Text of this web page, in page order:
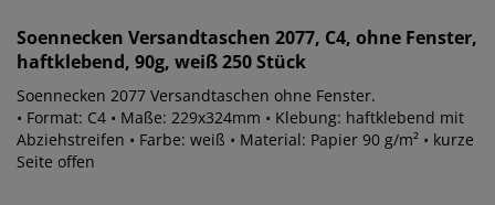
Soennecken Versandtaschen 2077, C4, ohne Fenster,
haftklebend, 90g, weiß 250 Stück
Soennecken 2077 Versandtaschen ohne Fenster.
• Format: C4 • Maße: 229x324mm • Klebung: haftklebend mit
Abziehstreifen • Farbe: weiß • Material: Papier 90 g/m² • kurze
Seite offen